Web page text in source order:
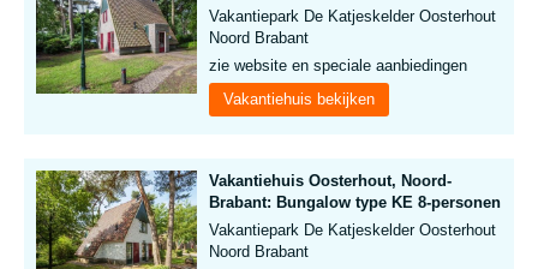
Vakantiepark De Katjeskelder Oosterhout
Noord Brabant
zie website en speciale aanbiedingen
Vakantiehuis bekijken
Vakantiehuis Oosterhout, Noord-
Brabant: Bungalow type KE 8-personen
Vakantiepark De Katjeskelder Oosterhout
Noord Brabant